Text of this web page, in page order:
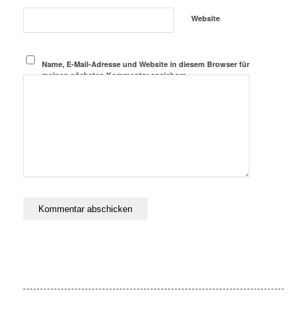
Website
Name, E-Mail-Adresse und Website in diesem Browser für
meinen nächsten Kommentar speichern.